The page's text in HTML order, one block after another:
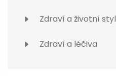
Zdraví a životní styl
Zdraví a léčiva